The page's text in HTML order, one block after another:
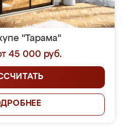
"Тарама"
45 000 руб.